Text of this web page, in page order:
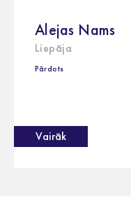
Alejas Nams
Liepāja
Pārdots
Vairāk